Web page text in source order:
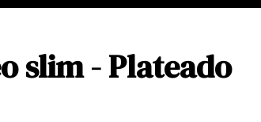
slim - Plateado